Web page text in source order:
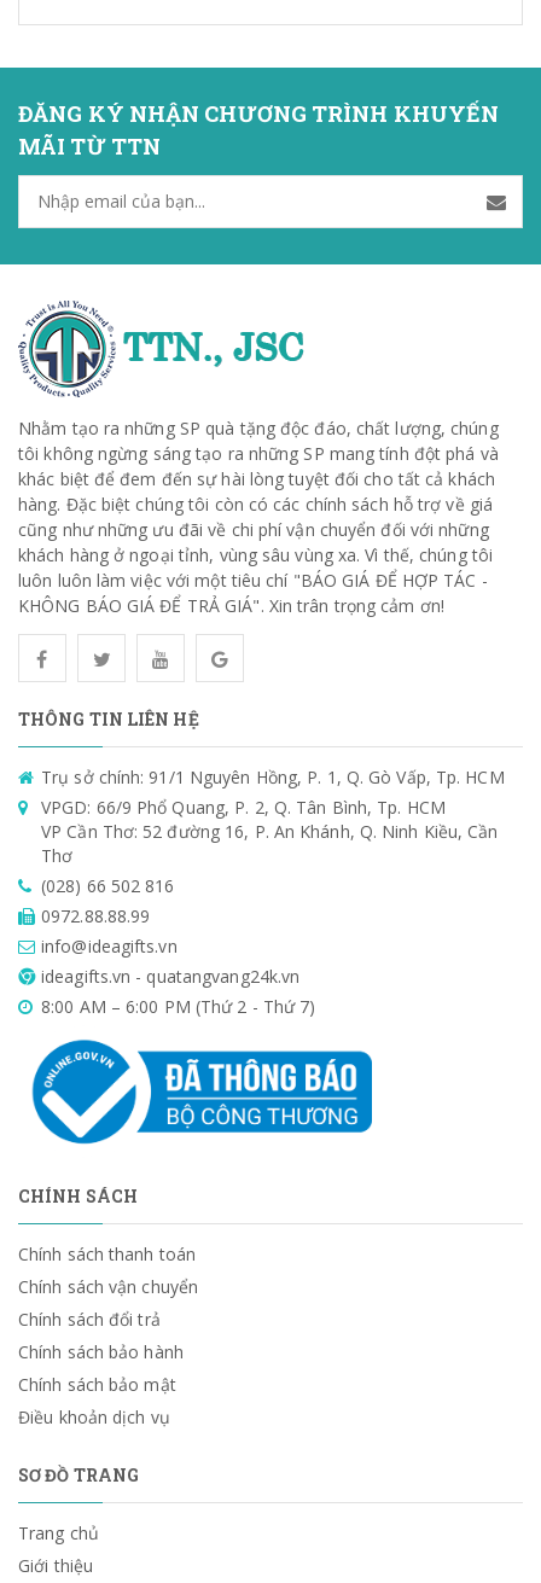
ĐĂNG KÝ NHẬN CHƯƠNG TRÌNH KHUYẾN
MÃI TỪ TTN
Nhằm tạo ra những SP quà tặng độc đáo, chất lượng, chúng
tôi không ngừng sáng tạo ra những SP mang tính đột phá và
khác biệt để đem đến sự hài lòng tuyệt đối cho tất cả khách
hàng. Đặc biệt chúng tôi còn có các chính sách hỗ trợ về giá
cũng như những ưu đãi về chi phí vận chuyển đối với những
khách hàng ở ngoại tỉnh, vùng sâu vùng xa. Vì thế, chúng tôi
luôn luôn làm việc với một tiêu chí "BÁO GIÁ ĐỂ HỢP TÁC -
KHÔNG BÁO GIÁ ĐỂ TRẢ GIÁ". Xin trân trọng cảm ơn!
THÔNG TIN LIÊN HỆ
Trụ sở chính: 91/1 Nguyên Hồng, P. 1, Q. Gò Vấp, Tp. HCM
VPGD: 66/9 Phổ Quang, P. 2, Q. Tân Bình, Tp. HCM
VP Cần Thơ: 52 đường 16, P. An Khánh, Q. Ninh Kiều, Cần
Thơ
(028) 66 502 816
0972.88.88.99
info@ideagifts.vn
ideagifts.vn - quatangvang24k.vn
8:00 AM – 6:00 PM (Thứ 2 - Thứ 7)
CHÍNH SÁCH
Chính sách thanh toán
Chính sách vận chuyển
Chính sách đổi trả
Chính sách bảo hành
Chính sách bảo mật
Điều khoản dịch vụ
SƠ ĐỒ TRANG
Trang chủ
Giới thiệu